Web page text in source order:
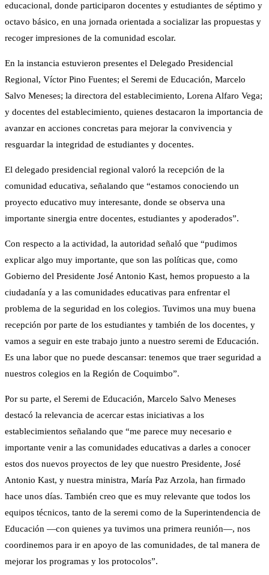
educacional, donde participaron docentes y estudiantes de séptimo y
octavo básico, en una jornada orientada a socializar las propuestas y
recoger impresiones de la comunidad escolar.
En la instancia estuvieron presentes el Delegado Presidencial
Regional, Víctor Pino Fuentes; el Seremi de Educación, Marcelo
Salvo Meneses; la directora del establecimiento, Lorena Alfaro Vega;
y docentes del establecimiento, quienes destacaron la importancia de
avanzar en acciones concretas para mejorar la convivencia y
resguardar la integridad de estudiantes y docentes.
El delegado presidencial regional valoró la recepción de la
comunidad educativa, señalando que “estamos conociendo un
proyecto educativo muy interesante, donde se observa una
importante sinergia entre docentes, estudiantes y apoderados”.
Con respecto a la actividad, la autoridad señaló que “pudimos
explicar algo muy importante, que son las políticas que, como
Gobierno del Presidente José Antonio Kast, hemos propuesto a la
ciudadanía y a las comunidades educativas para enfrentar el
problema de la seguridad en los colegios. Tuvimos una muy buena
recepción por parte de los estudiantes y también de los docentes, y
vamos a seguir en este trabajo junto a nuestro seremi de Educación.
Es una labor que no puede descansar: tenemos que traer seguridad a
nuestros colegios en la Región de Coquimbo”.
Por su parte, el Seremi de Educación, Marcelo Salvo Meneses
destacó la relevancia de acercar estas iniciativas a los
establecimientos señalando que “me parece muy necesario e
importante venir a las comunidades educativas a darles a conocer
estos dos nuevos proyectos de ley que nuestro Presidente, José
Antonio Kast, y nuestra ministra, María Paz Arzola, han firmado
hace unos días. También creo que es muy relevante que todos los
equipos técnicos, tanto de la seremi como de la Superintendencia de
Educación —con quienes ya tuvimos una primera reunión—, nos
coordinemos para ir en apoyo de las comunidades, de tal manera de
mejorar los programas y los protocolos”.